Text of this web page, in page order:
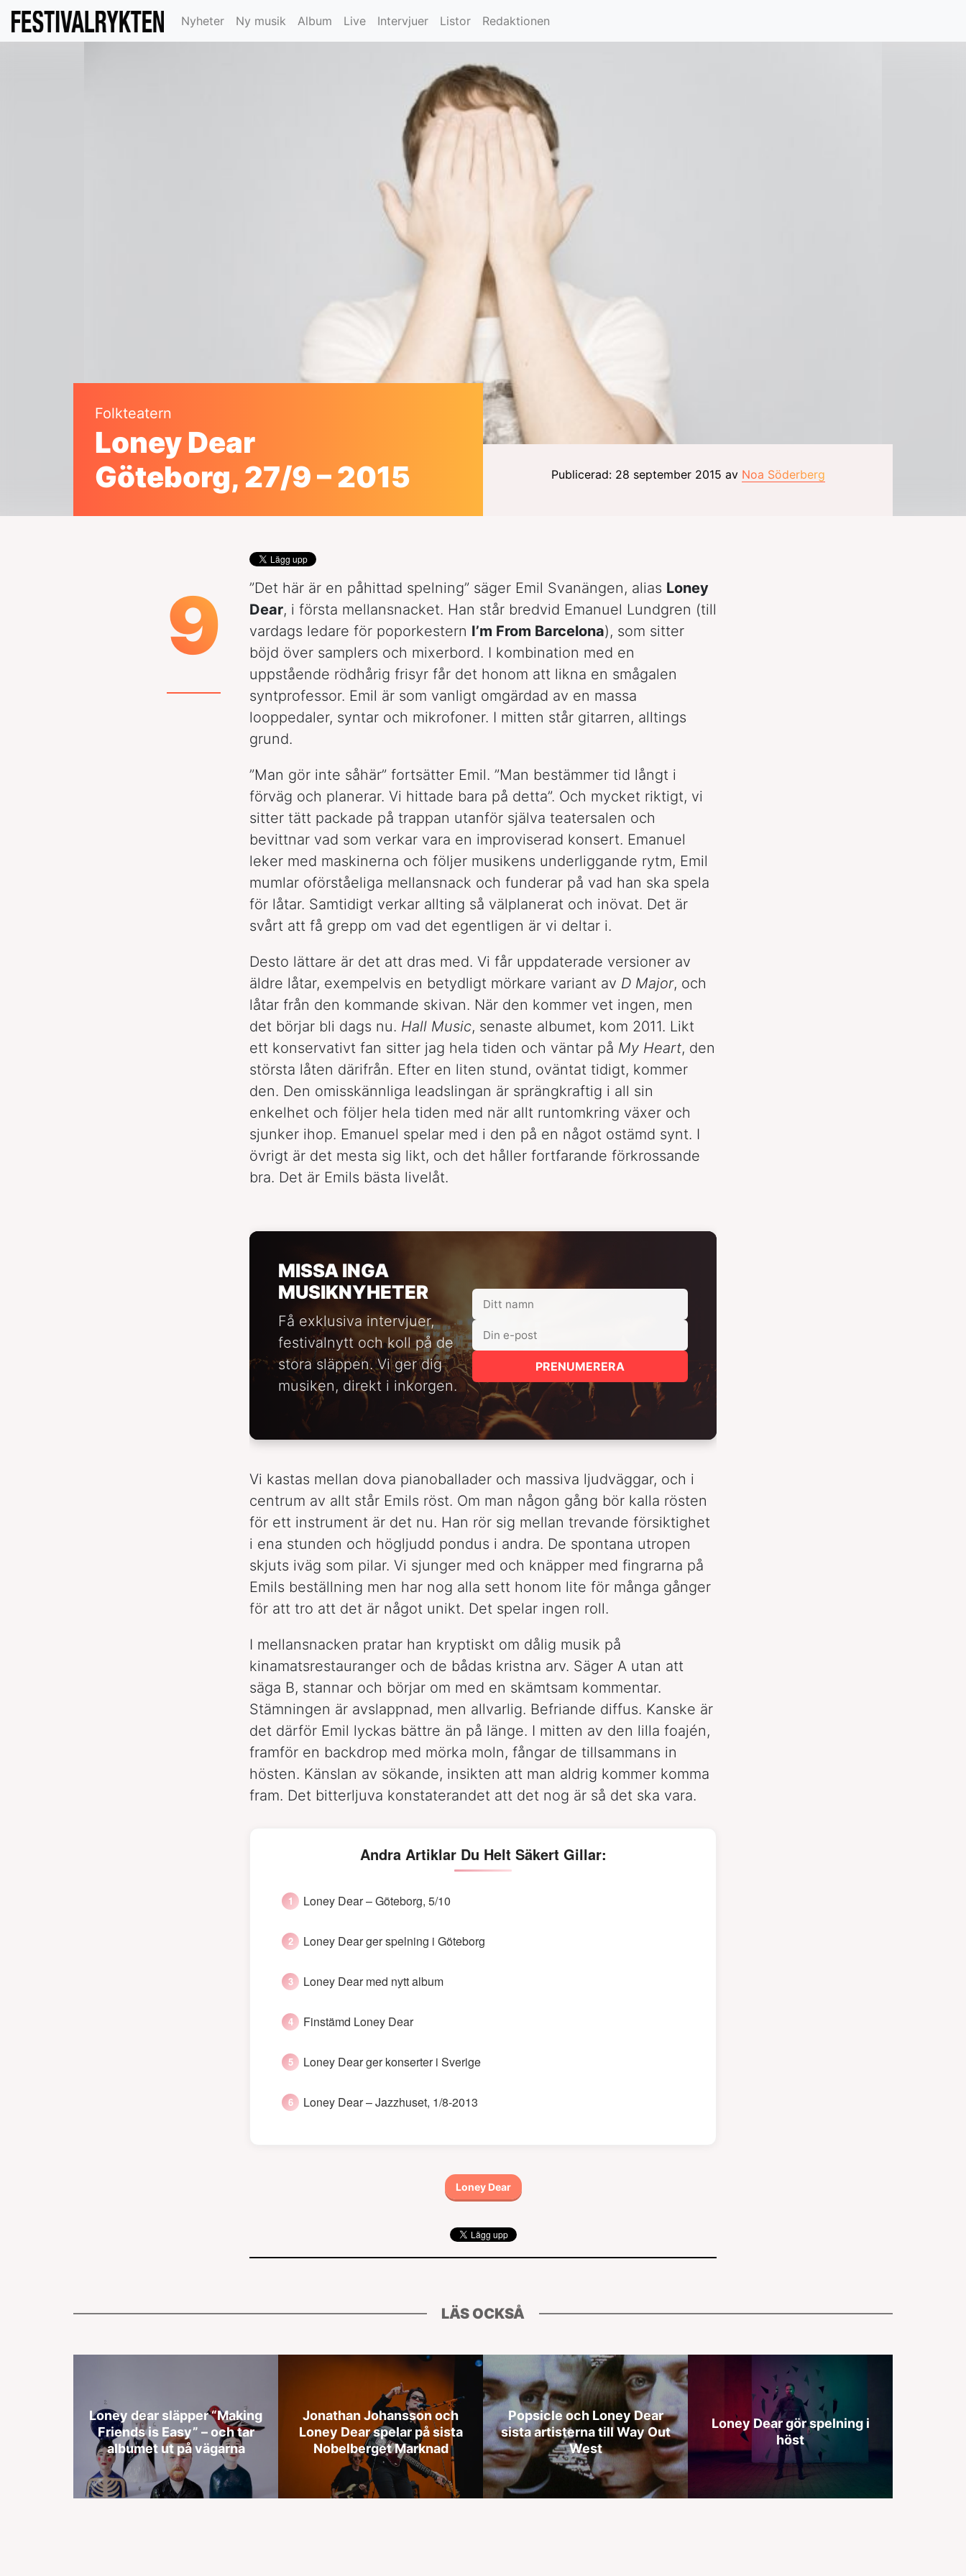
Nyheter Ny musik Album Live Intervjuer Listor Redaktionen
Folkteatern
Loney Dear
Göteborg, 27/9 – 2015
Publicerad: 28 september 2015 av Noa Söderberg
9 ”Det här är en påhittad spelning” säger Emil Svanängen, alias Loney
Dear, i första mellansnacket. Han står bredvid Emanuel Lundgren (till
vardags ledare för poporkestern I’m From Barcelona), som sitter
böjd över samplers och mixerbord. I kombination med en
uppstående rödhårig frisyr får det honom att likna en smågalen
syntprofessor. Emil är som vanligt omgärdad av en massa
looppedaler, syntar och mikrofoner. I mitten står gitarren, alltings
grund.
”Man gör inte såhär” fortsätter Emil. ”Man bestämmer tid långt i
förväg och planerar. Vi hittade bara på detta”. Och mycket riktigt, vi
sitter tätt packade på trappan utanför själva teatersalen och
bevittnar vad som verkar vara en improviserad konsert. Emanuel
leker med maskinerna och följer musikens underliggande rytm, Emil
mumlar oförståeliga mellansnack och funderar på vad han ska spela
för låtar. Samtidigt verkar allting så välplanerat och inövat. Det är
svårt att få grepp om vad det egentligen är vi deltar i.
Desto lättare är det att dras med. Vi får uppdaterade versioner av
äldre låtar, exempelvis en betydligt mörkare variant av D Major, och
låtar från den kommande skivan. När den kommer vet ingen, men
det börjar bli dags nu. Hall Music, senaste albumet, kom 2011. Likt
ett konservativt fan sitter jag hela tiden och väntar på My Heart, den
största låten därifrån. Efter en liten stund, oväntat tidigt, kommer
den. Den omisskännliga leadslingan är sprängkraftig i all sin
enkelhet och följer hela tiden med när allt runtomkring växer och
sjunker ihop. Emanuel spelar med i den på en något ostämd synt. I
övrigt är det mesta sig likt, och det håller fortfarande förkrossande
bra. Det är Emils bästa livelåt.
MISSA INGA
MUSIKNYHETER
Få exklusiva intervjuer,
festivalnytt och koll på de
stora släppen. Vi ger dig
musiken, direkt i inkorgen.
PRENUMERERA
Vi kastas mellan dova pianoballader och massiva ljudväggar, och i
centrum av allt står Emils röst. Om man någon gång bör kalla rösten
för ett instrument är det nu. Han rör sig mellan trevande försiktighet
i ena stunden och högljudd pondus i andra. De spontana utropen
skjuts iväg som pilar. Vi sjunger med och knäpper med fingrarna på
Emils beställning men har nog alla sett honom lite för många gånger
för att tro att det är något unikt. Det spelar ingen roll.
I mellansnacken pratar han kryptiskt om dålig musik på
kinamatsrestauranger och de bådas kristna arv. Säger A utan att
säga B, stannar och börjar om med en skämtsam kommentar.
Stämningen är avslappnad, men allvarlig. Befriande diffus. Kanske är
det därför Emil lyckas bättre än på länge. I mitten av den lilla foajén,
framför en backdrop med mörka moln, fångar de tillsammans in
hösten. Känslan av sökande, insikten att man aldrig kommer komma
fram. Det bitterljuva konstaterandet att det nog är så det ska vara.
Andra Artiklar Du Helt Säkert Gillar:
Loney Dear – Göteborg, 5/10
Loney Dear ger spelning i Göteborg
Loney Dear med nytt album
Finstämd Loney Dear
Loney Dear ger konserter i Sverige
Loney Dear – Jazzhuset, 1/8-2013
Loney Dear
LÄS OCKSÅ
Loney dear släpper “Making
Friends is Easy” – och tar
albumet ut på vägarna
Jonathan Johansson och
Loney Dear spelar på sista
Nobelberget Marknad
Popsicle och Loney Dear
sista artisterna till Way Out
West
Loney Dear gör spelning i
höst